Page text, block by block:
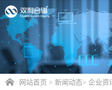
网站首页 >新闻动态> 企业资